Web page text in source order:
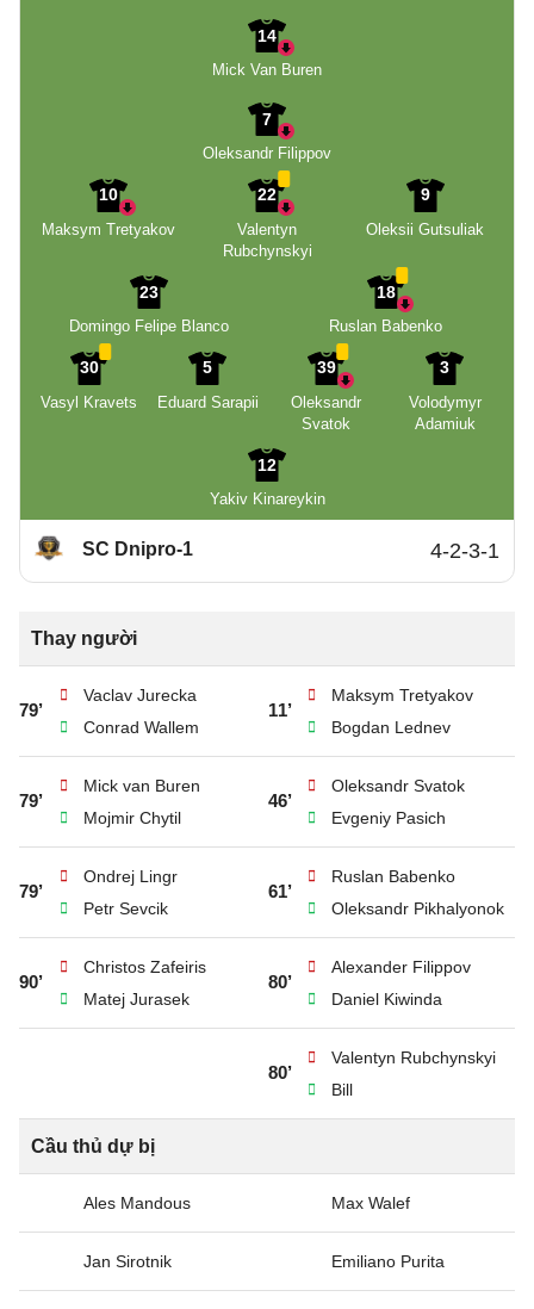
14
Mick Van Buren
7
Oleksandr Filippov
10
Maksym Tretyakov
22
Valentyn
Rubchynskyi
9
Oleksii Gutsuliak
23
Domingo Felipe Blanco
18
Ruslan Babenko
30
Vasyl Kravets
5
Eduard Sarapii
39
Oleksandr
Svatok
3
Volodymyr
Adamiuk
12
Yakiv Kinareykin
SC Dnipro-1 4-2-3-1
Thay người
79’
Vaclav Jurecka
Conrad Wallem
11’
Maksym Tretyakov
Bogdan Lednev
79’
Mick van Buren
Mojmir Chytil
46’
Oleksandr Svatok
Evgeniy Pasich
79’
Ondrej Lingr
Petr Sevcik
61’
Ruslan Babenko
Oleksandr Pikhalyonok
90’
Christos Zafeiris
Matej Jurasek
80’
Alexander Filippov
Daniel Kiwinda
80’
Valentyn Rubchynskyi
Bill
Cầu thủ dự bị
Ales Mandous Max Walef
Jan Sirotnik Emiliano Purita